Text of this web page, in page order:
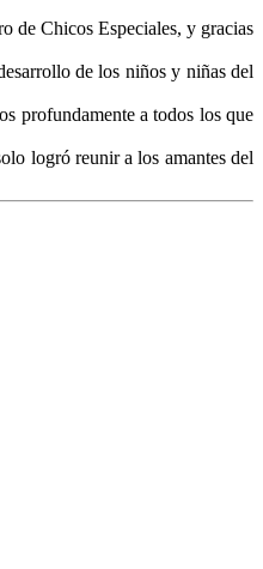
de Chicos Especiales, y gracias
de los niños y niñas del
profundamente a todos los que
logró reunir a los amantes del